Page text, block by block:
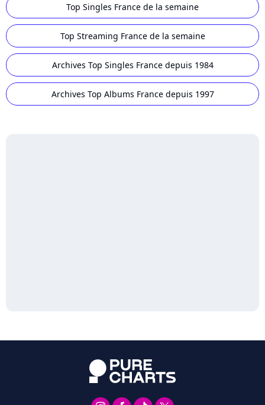
Top Singles France de la semaine
Top Streaming France de la semaine
Archives Top Singles France depuis 1984
Archives Top Albums France depuis 1997